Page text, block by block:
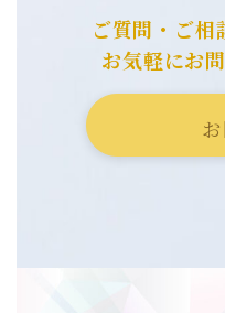
ご質問・ご相
お気軽にお